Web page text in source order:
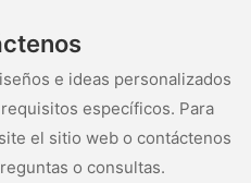
e ideas personalizados
específicos. Para
el sitio web o contáctenos
o consultas.